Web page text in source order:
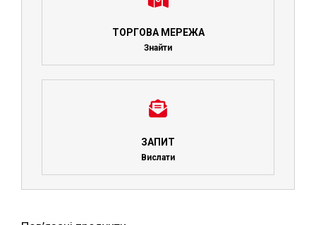
ТОРГОВА МЕРЕЖА
Знайти
ЗАПИТ
Вислати